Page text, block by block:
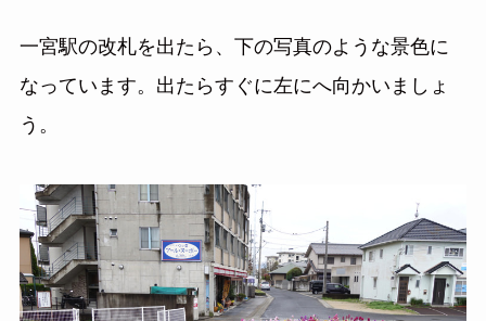
一宮駅の改札を出たら、下の写真のような景色に
なっています。出たらすぐに左にへ向かいましょ
う。